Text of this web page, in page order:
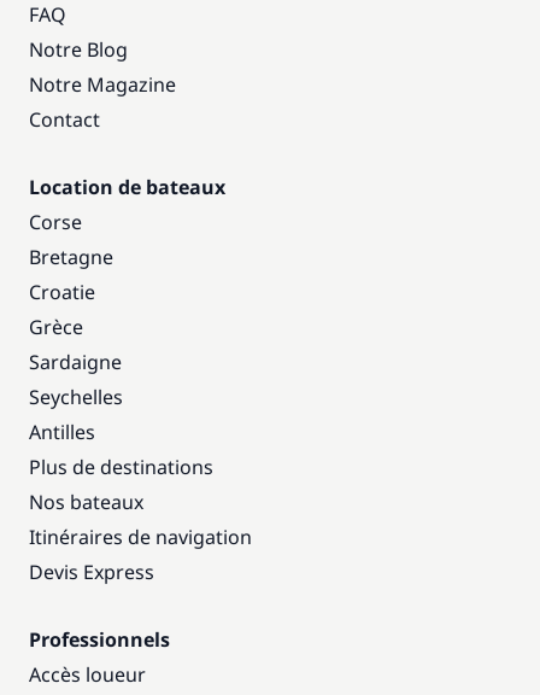
FAQ
Notre Blog
Notre Magazine
Contact
Location de bateaux
Corse
Bretagne
Croatie
Grèce
Sardaigne
Seychelles
Antilles
Plus de destinations
Nos bateaux
Itinéraires de navigation
Devis Express
Professionnels
Accès loueur